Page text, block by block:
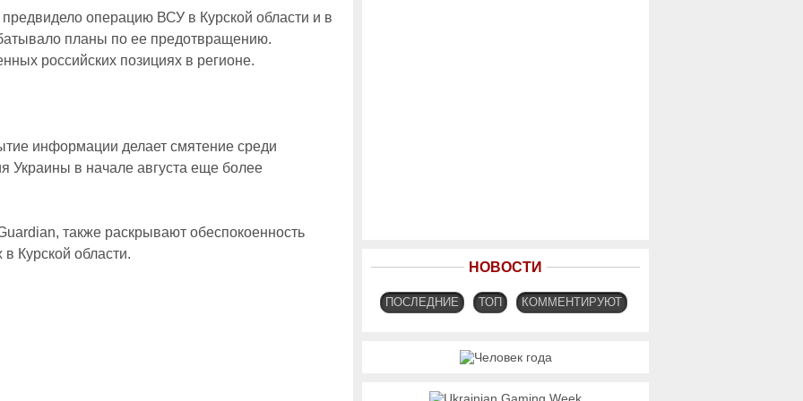
операцию ВСУ в Курской области и в
планы по ее предотвращению.
российских позициях в регионе.
информации делает смятение среди
Украины в начале августа еще более
также раскрывают обеспокоенность
Курской области.
НОВОСТИ
ПОСЛЕДНИЕ ТОП КОММЕНТИРУЮТ